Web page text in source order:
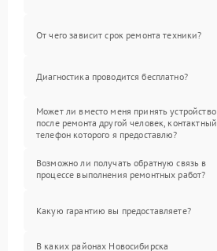
От чего зависит срок ремонта техники?
Диагностика проводится бесплатно?
Может ли вместо меня принять устройство
после ремонта другой человек, контактный
телефон которого я предоставлю?
Возможно ли получать обратную связь в
процессе выполнения ремонтных работ?
Какую гарантию вы предоставляете?
В каких районах Новосибирска